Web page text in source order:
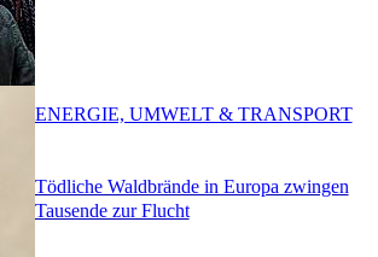
Tödliche Waldbrände in Europa zwingen
Tausende zur Flucht
ENERGIE, UMWELT & TRANSPORT